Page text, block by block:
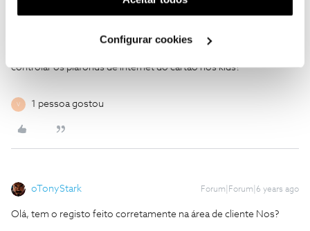
utilização dos cookies clicando em "Configurar
Configurar cookies
aceita os dados que uso no meu login na área de cliente. Como
controlar os plafonds de internet do cartão nos kids?
V 1 pessoa gostou
oTonyStark Forum|Forum|6 years ago
Olá, tem o registo feito corretamente na área de cliente Nos?